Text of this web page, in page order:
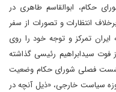
حکام، ابوالقاسم طاهری در
انتظارات و تصورات از سفر
ایران تمرکز و توجه خود را روی
سیدابراهیم رئیسی گذاشته
فصلی شورای حکام وضعیت
سیاست خارجی، «ذیل آنچه در